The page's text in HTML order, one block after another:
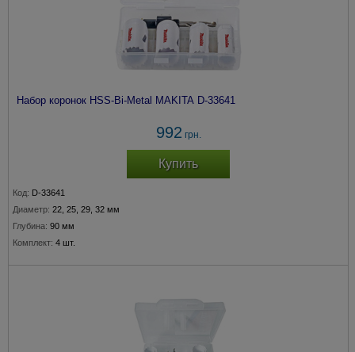
Набор коронок HSS-Bi-Metal MAKITA D-33641
992 грн.
Купить
Код: D-33641
Диаметр: 22, 25, 29, 32 мм
Глубина: 90 мм
Комплект: 4 шт.